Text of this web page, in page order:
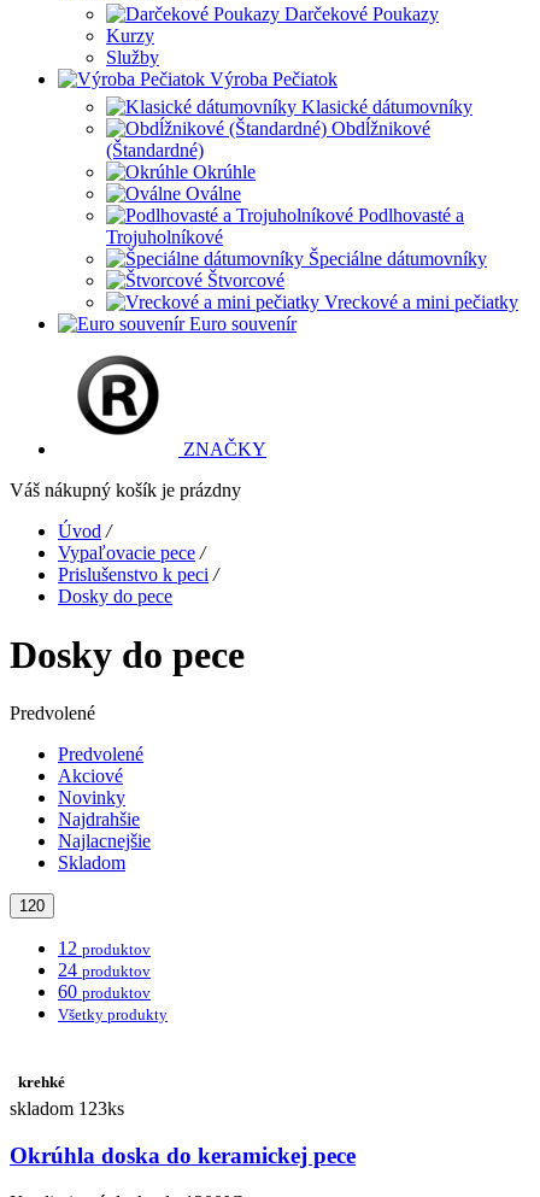
Darčekové Poukazy
Kurzy
Služby
Výroba Pečiatok
Klasické dátumovníky
Obdĺžnikové
(Štandardné)
Okrúhle
Oválne
Podlhovasté a
Trojuholníkové
Špeciálne dátumovníky
Štvorcové
Vreckové a mini pečiatky
Euro souvenír
ZNAČKY
Váš nákupný košík je prázdny
Úvod /
Vypaľovacie pece /
Prislušenstvo k peci /
Dosky do pece
Dosky do pece
Predvolené
Predvolené
Akciové
Novinky
Najdrahšie
Najlacnejšie
Skladom
120
12 produktov
24 produktov
60 produktov
Všetky produkty
krehké
skladom 123ks
Okrúhla doska do keramickej pece